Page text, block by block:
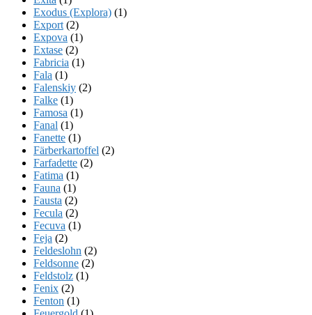
Exodus (Explora) (1)
Export (2)
Expova (1)
Extase (2)
Fabricia (1)
Fala (1)
Falenskiy (2)
Falke (1)
Famosa (1)
Fanal (1)
Fanette (1)
Färberkartoffel (2)
Farfadette (2)
Fatima (1)
Fauna (1)
Fausta (2)
Fecula (2)
Fecuva (1)
Feja (2)
Feldeslohn (2)
Feldsonne (2)
Feldstolz (1)
Fenix (2)
Fenton (1)